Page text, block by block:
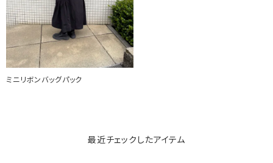
ミニリボンバッグパック
最近チェックしたアイテム